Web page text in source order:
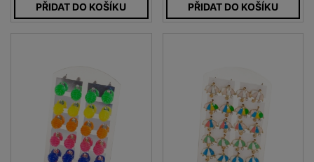
PŘIDAT DO KOŠÍKU PŘIDAT DO KOŠÍKU